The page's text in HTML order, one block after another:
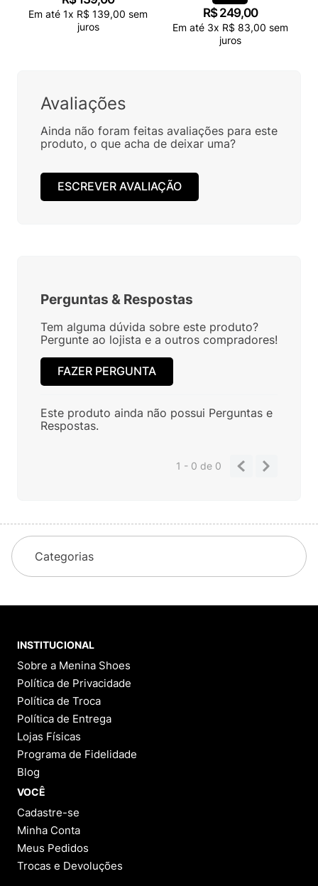
Em até 1x R$ 139,00 sem
juros
R$ 249,00
Em até 3x R$ 83,00 sem
juros
Avaliações
Ainda não foram feitas avaliações para este
produto, o que acha de deixar uma?
ESCREVER AVALIAÇÃO
Perguntas & Respostas
Tem alguma dúvida sobre este produto?
Pergunte ao lojista e a outros compradores!
FAZER PERGUNTA
Este produto ainda não possui Perguntas e
Respostas.
1 - 0de 0
Categorias
INSTITUCIONAL
Sobre a Menina Shoes
Política de Privacidade
Política de Troca
Política de Entrega
Lojas Físicas
Programa de Fidelidade
Blog
VOCÊ
Cadastre-se
Minha Conta
Meus Pedidos
Trocas e Devoluções